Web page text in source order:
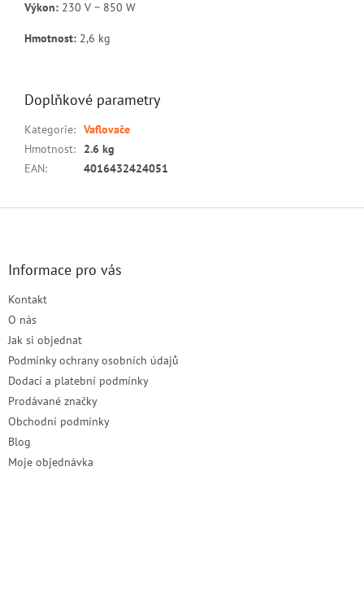
Výkon: 230 V ~ 850 W
Hmotnost: 2,6 kg
Doplňkové parametry
Kategorie: Vaflovače
Hmotnost:
2.6 kg
EAN: 4016432424051
Informace pro vás
Kontakt
O nás
Jak si objednat
Podmínky ochrany osobních údajů
Dodací a platební podmínky
Prodávané značky
Obchodní podmínky
Blog
Moje objednávka